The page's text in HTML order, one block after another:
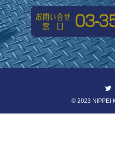
© 2023 NIPPEI